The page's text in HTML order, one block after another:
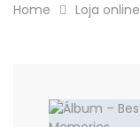
Home Loja online